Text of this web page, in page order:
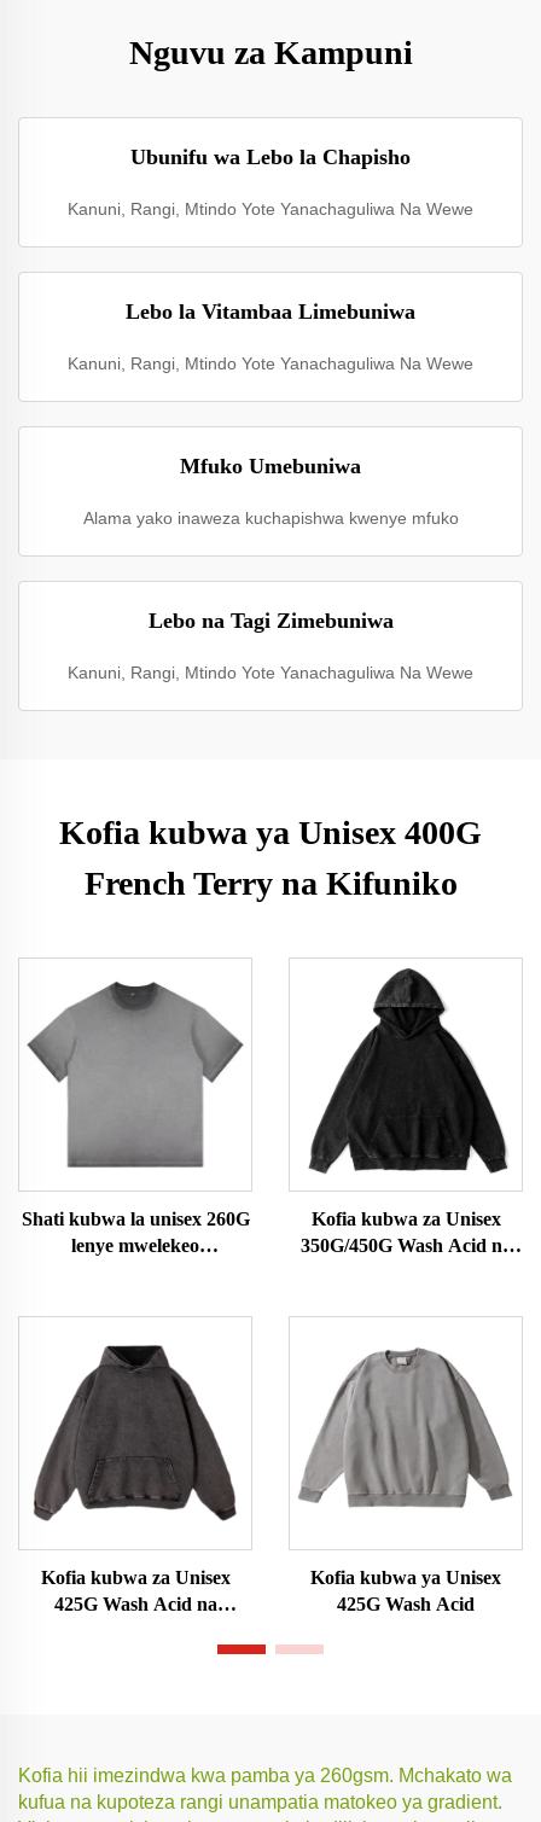
Nguvu za Kampuni
Ubunifu wa Lebo la Chapisho
Kanuni, Rangi, Mtindo Yote Yanachaguliwa Na Wewe
Lebo la Vitambaa Limebuniwa
Kanuni, Rangi, Mtindo Yote Yanachaguliwa Na Wewe
Mfuko Umebuniwa
Alama yako inaweza kuchapishwa kwenye mfuko
Lebo na Tagi Zimebuniwa
Kanuni, Rangi, Mtindo Yote Yanachaguliwa Na Wewe
Kofia kubwa ya Unisex 400G
French Terry na Kifuniko
Shati kubwa la unisex 260G
lenye mwelekeo
Kofia kubwa za Unisex
350G/450G Wash Acid na
Kofia kubwa za Unisex
425G Wash Acid na
Kofia kubwa ya Unisex
425G Wash Acid
Kofia hii imezindwa kwa pamba ya 260gsm. Mchakato wa
kufua na kupoteza rangi unampatia matokeo ya gradient.